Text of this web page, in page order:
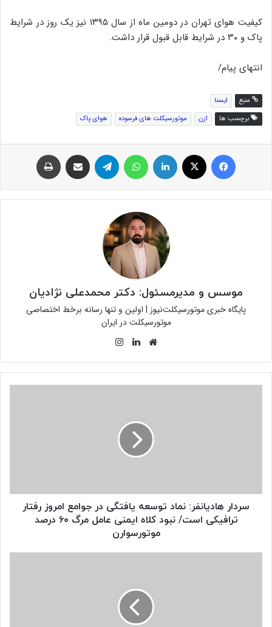
کیفیت هوای تهران در دومین ماه از سال ۱۳۹۵ نیز یک روز در شرایط
پاک و ۳۰ در شرایط قابل قبول قرار داشت.
انتهای پیام/
منبع
ایسنا
برچسب ها
ازن موتورسیکلت های فرسوده هوای پاک
فیس بوک لینکدین تلگرام اشتراک گذاری از طریق ایمیل
موسس و مدیرمسئول: دکتر محمدعلی نژادیان
پایگاه خبری موتورسیکلت‌نیوز | اولین و تنها رسانه برخط اختصاصی
موتورسیکلت در ایران
وبسایتلینکدین
رفتار
ترافیکی
ایمنی
سردار هادیانفر: نماد توسعه یافتگی در جوامع امروز رفتار
ترافیکی است/ نبود کلاه ایمنی عامل مرگ ۶۰ درصد‌
موتورسوارن